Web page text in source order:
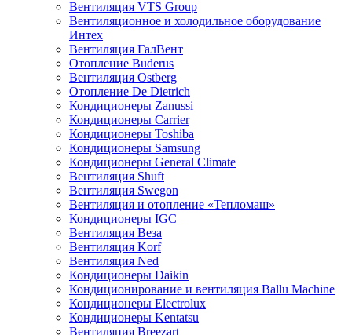
Вентиляция VTS Group
Вентиляционное и холодильное оборудование
Интех
Вентиляция ГалВент
Отопление Buderus
Вентиляция Ostberg
Отопление De Dietrich
Кондиционеры Zanussi
Кондиционеры Carrier
Кондиционеры Toshiba
Кондиционеры Samsung
Кондиционеры General Climate
Вентиляция Shuft
Вентиляция Swegon
Вентиляция и отопление «Тепломаш»
Кондиционеры IGC
Вентиляция Веза
Вентиляция Korf
Вентиляция Ned
Кондиционеры Daikin
Кондиционирование и вентиляция Ballu Machine
Кондиционеры Electrolux
Кондиционеры Kentatsu
Вентиляция Breezart